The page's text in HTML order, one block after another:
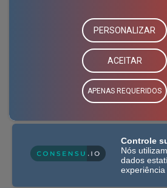
Controle
Nós
dados
experiência